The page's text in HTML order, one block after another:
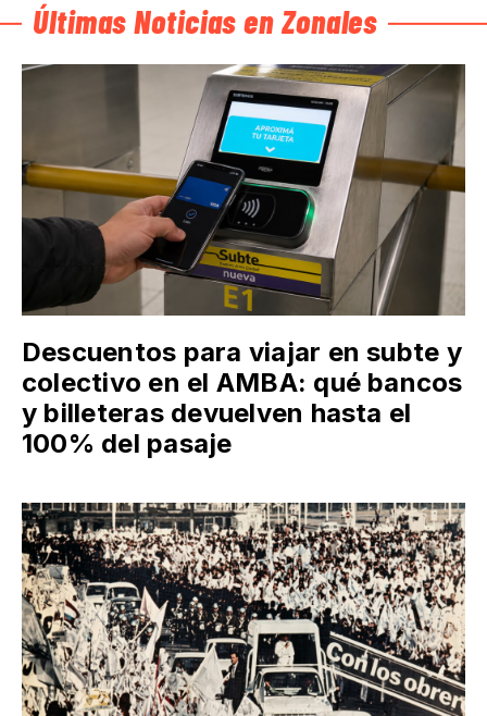
Últimas Noticias en Zonales
Descuentos para viajar en subte y
colectivo en el AMBA: qué bancos
y billeteras devuelven hasta el
100% del pasaje